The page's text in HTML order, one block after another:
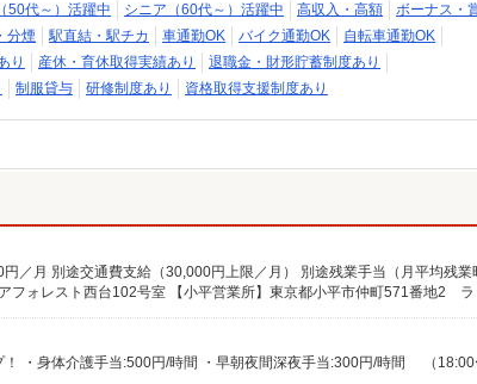
50代～）活躍中 シニア（60代～）活躍中 高収入・高額
ボーナス・
分煙 駅直結・駅チカ 車通勤OK バイク通勤OK
自転車通勤OK
り 産休・育休取得実績あり
退職金・財形貯蓄制度あり
制服貸与 研修制度あり 資格取得支援制度あり